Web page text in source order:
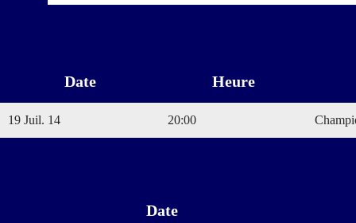
Date Heure
19 Juil. 14 20:00
Date